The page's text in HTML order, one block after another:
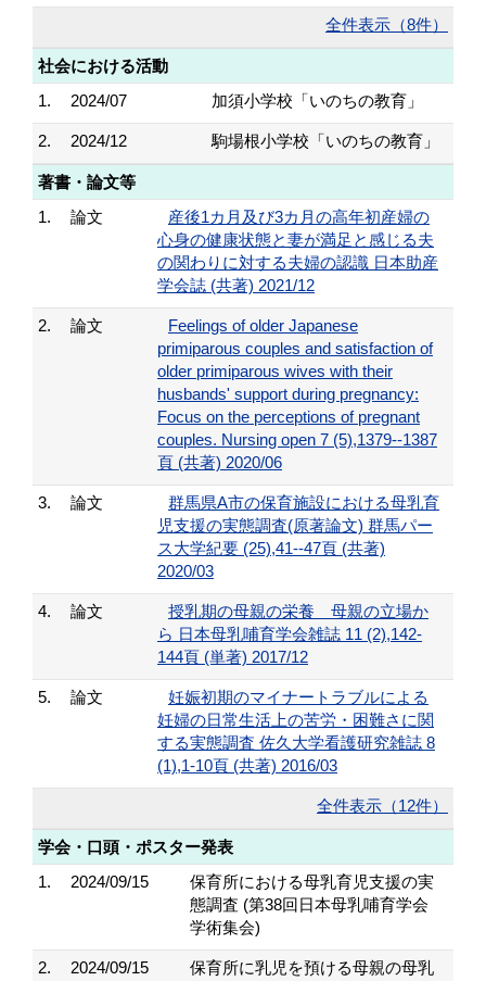
全件表示（8件）
社会における活動
1.
2024/07 加須小学校「いのちの教育」
2. 2024/12 駒場根小学校「いのちの教育」
著書・論文等
1.
論文
産後1カ月及び3カ月の高年初産婦の
心身の健康状態と妻が満足と感じる夫
の関わりに対する夫婦の認識 日本助産
学会誌 (共著) 2021/12
2. 論文
Feelings of older Japanese
primiparous couples and satisfaction of
older primiparous wives with their
husbands' support during pregnancy:
Focus on the perceptions of pregnant
couples. Nursing open 7 (5),1379--1387
頁 (共著) 2020/06
3. 論文
群馬県A市の保育施設における母乳育
児支援の実態調査(原著論文) 群馬パー
ス大学紀要 (25),41--47頁 (共著)
2020/03
4. 論文
授乳期の母親の栄養 母親の立場か
ら 日本母乳哺育学会雑誌 11 (2),142-
144頁 (単著) 2017/12
5. 論文
妊娠初期のマイナートラブルによる
妊婦の日常生活上の苦労・困難さに関
する実態調査 佐久大学看護研究雑誌 8
(1),1-10頁 (共著) 2016/03
全件表示（12件）
学会・口頭・ポスター発表
1.
2024/09/15
保育所における母乳育児支援の実
態調査 (第38回日本母乳哺育学会
学術集会)
2. 2024/09/15
保育所に乳児を預ける母親の母乳